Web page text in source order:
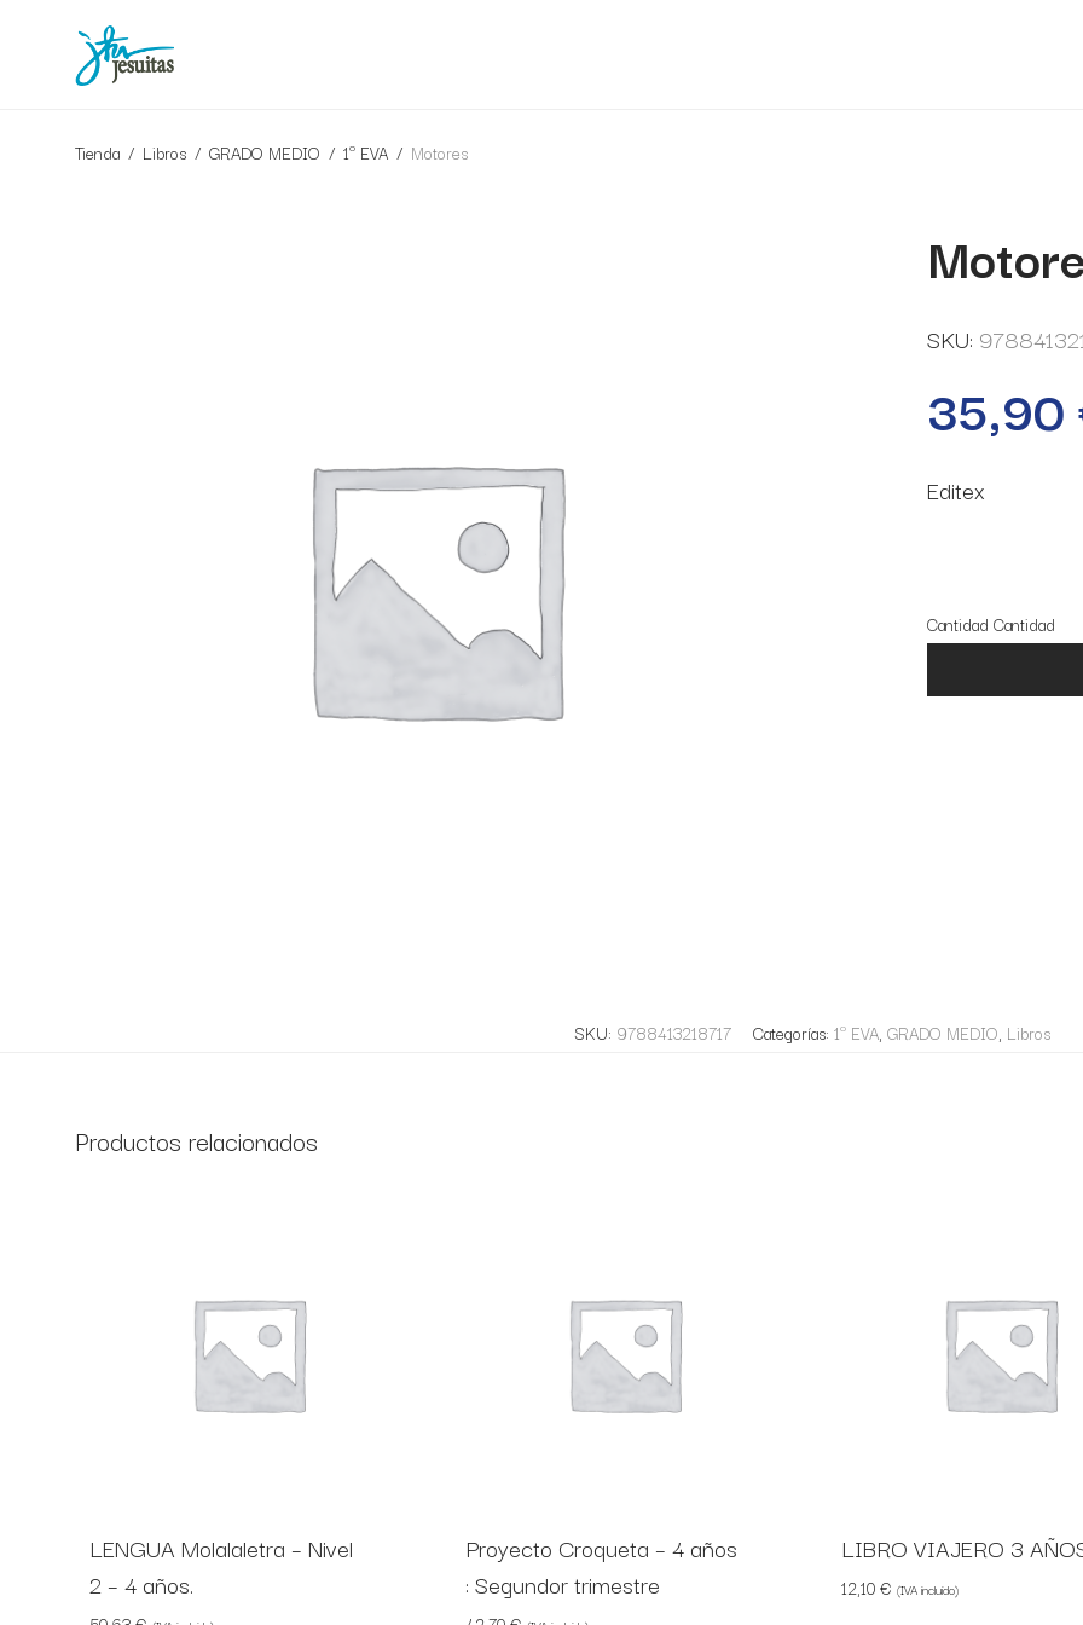
Tienda / Libros / GRADO MEDIO / 1º EVA / Motores
SKU:
35,90
Editex
Cantidad Cantidad
SKU: 9788413218717 Categorías: 1º EVA, GRADO MEDIO, Libros
Productos relacionados
LENGUA Molalaletra – Nivel
2 – 4 años.
Proyecto Croqueta – 4 años
: Segundor trimestre
LIBRO VIAJERO 3
12,10€ (IVA incluido)